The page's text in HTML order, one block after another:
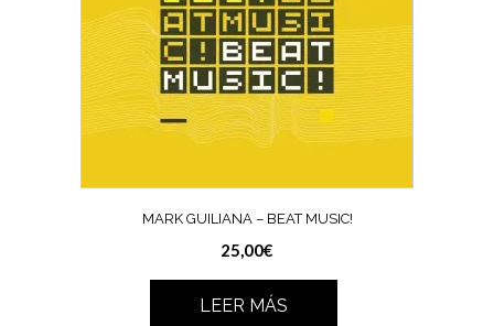
MARK GUILIANA – BEAT MUSIC!
25,00€
LEER MÁS